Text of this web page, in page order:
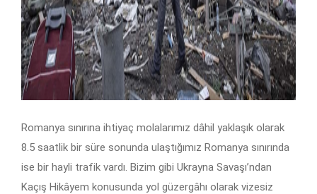
Romanya sınırına ihtiyaç molalarımız dâhil yaklaşık olarak
8.5 saatlik bir süre sonunda ulaştığımız Romanya sınırında
ise bir hayli trafik vardı. Bizim gibi Ukrayna Savaşı’ndan
Kaçış Hikâyem konusunda yol güzergâhı olarak vizesiz